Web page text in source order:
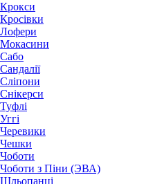
Крокси
Кросівки
Лофери
Мокасини
Сабо
Сандалії
Сліпони
Снікерси
Туфлі
Уггі
Черевики
Чешки
Чоботи
Чоботи з Піни (ЭВА)
Шльопанці